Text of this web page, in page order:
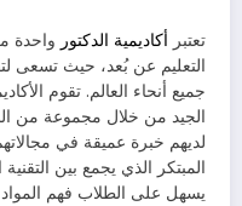
تعتبر أكاديمية الدكتور واحدة
التعليم عن بُعد، حيث تسعى
جميع أنحاء العالم. تقوم
الجيد من خلال مجموعة من
لديهم خبرة عميقة في مجالاتهم
المبتكر الذي يجمع بين
يسهل على الطلاب فهم